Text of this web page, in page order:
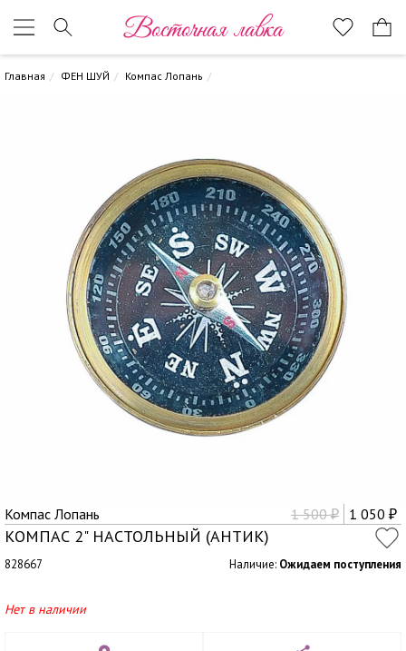
Восточная лавка
Главная ФЕН ШУЙ Компас Лопань
Компас Лопань 1 500₽ 1 050 ₽
КОМПАС 2" НАСТОЛЬНЫЙ (АНТИК)
828667 Наличие: Ожидаем поступления
Нет в наличии